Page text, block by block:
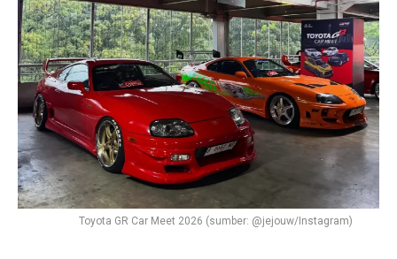
Toyota GR Car Meet 2026 (sumber: @jejouw/Instagram)